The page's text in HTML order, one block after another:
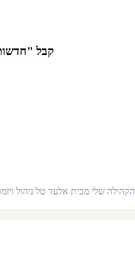
קבל
הקהילה שלי מבית אלעד טל ניהול